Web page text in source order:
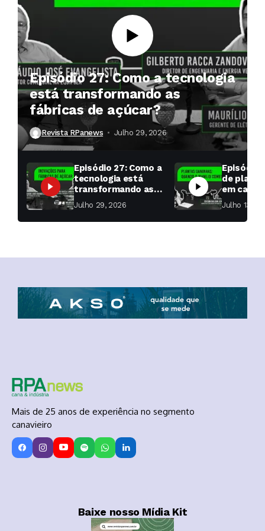
Episódio 27: Como a tecnologia
está transformando as
fábricas de açúcar?
Revista RPanews Julho 29, 2026
Episódio 27: Como a
tecnologia está
transformando as
fábricas de açúcar?
Julho 29, 2026
Episódio
de
em cana:
começar
toda a
Julho 13,
Mais de 25 anos de experiência no segmento
canavieiro
Baixe nosso Mídia Kit